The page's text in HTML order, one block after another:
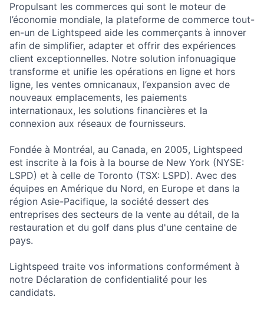
Propulsant les commerces qui sont le moteur de
l’économie mondiale, la plateforme de commerce tout-
en-un de Lightspeed aide les commerçants à innover
afin de simplifier, adapter et offrir des expériences
client exceptionnelles. Notre solution infonuagique
transforme et unifie les opérations en ligne et hors
ligne, les ventes omnicanaux, l’expansion avec de
nouveaux emplacements, les paiements
internationaux, les solutions financières et la
connexion aux réseaux de fournisseurs.
Fondée à Montréal, au Canada, en 2005, Lightspeed
est inscrite à la fois à la bourse de New York (NYSE:
LSPD) et à celle de Toronto (TSX: LSPD). Avec des
équipes en Amérique du Nord, en Europe et dans la
région Asie-Pacifique, la société dessert des
entreprises des secteurs de la vente au détail, de la
restauration et du golf dans plus d'une centaine de
pays.
Lightspeed traite vos informations conformément à
notre Déclaration de confidentialité pour les
candidats.